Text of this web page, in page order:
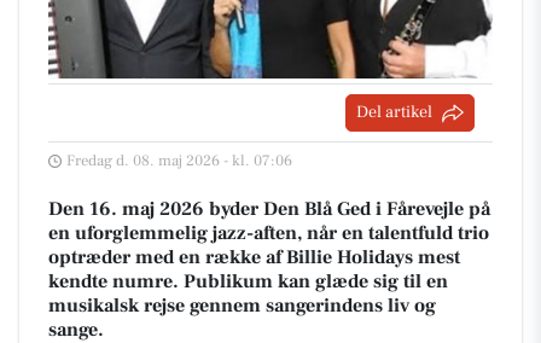
Del artikel
Fredag d. 08. maj 2026 - kl. 07:06
Den 16. maj 2026 byder Den Blå Ged i Fårevejle på
en uforglemmelig jazz-aften, når en talentfuld trio
optræder med en række af Billie Holidays mest
kendte numre. Publikum kan glæde sig til en
musikalsk rejse gennem sangerindens liv og
sange.